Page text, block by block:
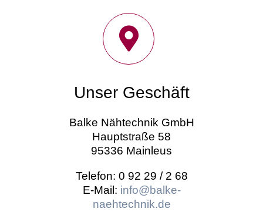
Unser Geschäft
Balke Nähtechnik GmbH
Hauptstraße 58
95336 Mainleus
Telefon: 0 92 29 / 2 68
E-Mail: info@balke-
naehtechnik.de